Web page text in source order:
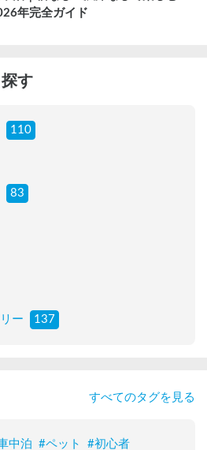
年完全ガイド
す
110
83
ー 137
すべてのタグを見る
中泊 #ペット #初心者